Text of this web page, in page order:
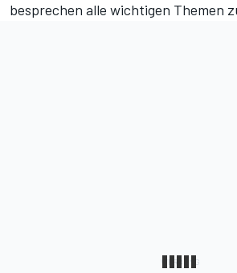
besprechen alle wichtigen Themen